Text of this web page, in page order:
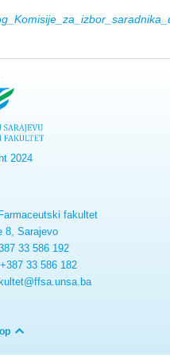
2024
fakultet
8, Sarajevo
33 586 192
33 586 182